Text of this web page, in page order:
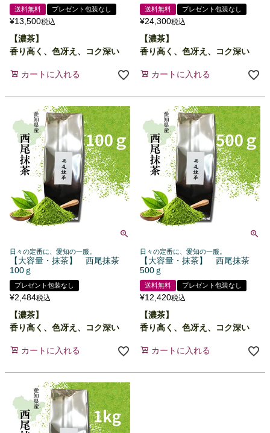
送料無料 プレゼント包装なし
¥13,500税込
【濃茶】
香り高く、色冴え、コク深い
カートに入れる
送料無料 プレゼント包装なし
¥24,300税込
【濃茶】
香り高く、色冴え、コク深い
カートに入れる
日々の定番に、愛知の一服。
【大容量・抹茶】 西尾抹茶
100ｇ
プレゼント包装なし
¥2,484税込
【濃茶】
香り高く、色冴え、コク深い
カートに入れる
日々の定番に、愛知の一服。
【大容量・抹茶】 西尾抹茶
500ｇ
送料無料 プレゼント包装なし
¥12,420税込
【濃茶】
香り高く、色冴え、コク深い
カートに入れる